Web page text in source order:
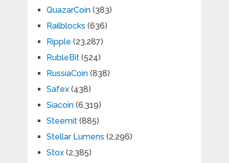
QuazarCoin(383)
Railblocks (636)
Ripple (23,287)
RubleBit(524)
RussiaCoin(838)
Safex(438)
Siacoin(6,319)
Steemit(885)
Stellar Lumens (2,296)
Stox(2,385)